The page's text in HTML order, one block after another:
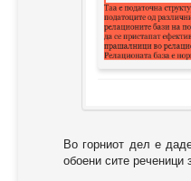
Во горниот дел е
обоени сите реченици